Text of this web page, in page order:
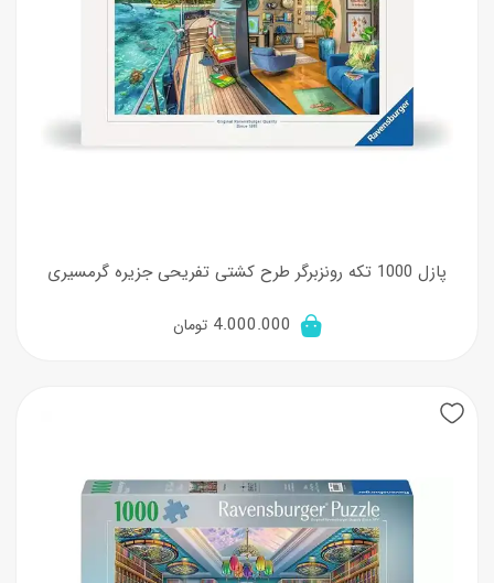
پازل 1000 تکه رونزبرگر طرح کشتی‌ تفریحی جزیره گرمسیری
4.000.000 تومان